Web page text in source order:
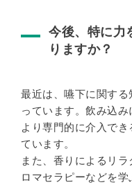
今後、特に力
りますか？
最近は、嚥下に関す
っています。飲み込
より専門的に介入で
ています。
また、香りによるリ
ロマセラピーなどを